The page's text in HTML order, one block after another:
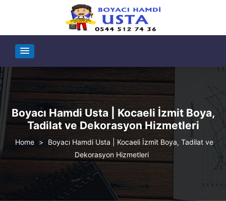
Boyacı Hamdi Usta | Kocaeli İzmit Boya,
Tadilat ve Dekorasyon Hizmetleri
>
Boyacı Hamdi Usta | Kocaeli İzmit Boya, Tadilat ve
Dekorasyon Hizmetleri